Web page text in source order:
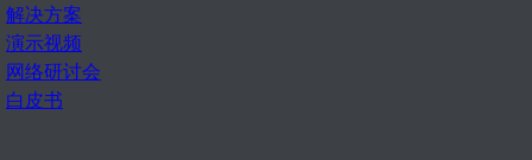
解决方案
演示视频
网络研讨会
白皮书